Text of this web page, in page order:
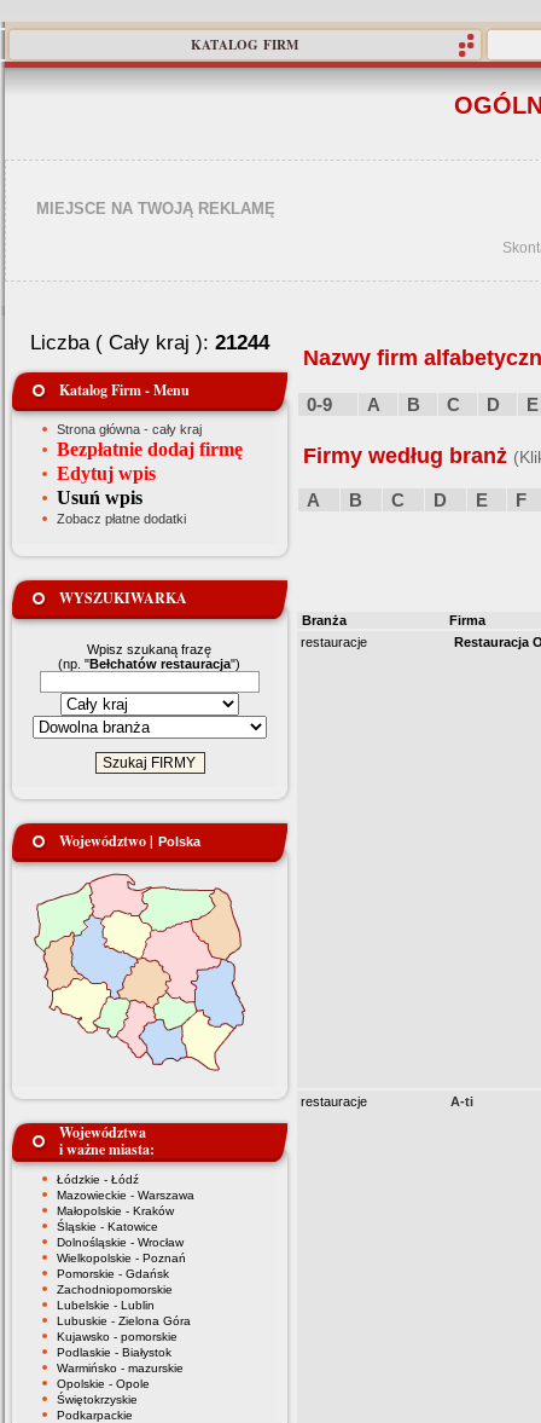
KATALOG FIRM
MIEJSCE NA TWOJĄ REKLAMĘ
Liczba ( Cały kraj ): 21244
Katalog Firm - Menu
Strona główna - cały kraj
Bezpłatnie dodaj firmę
Edytuj wpis
Usuń wpis
Zobacz płatne dodatki
WYSZUKIWARKA
Wpisz szukaną frazę
(np. "Bełchatów restauracja")
Województwo | Polska
Województwa
i ważne miasta:
Łódzkie - Łódź
Mazowieckie - Warszawa
Małopolskie - Kraków
Śląskie - Katowice
Dolnośląskie - Wrocław
Wielkopolskie - Poznań
Pomorskie - Gdańsk
Zachodniopomorskie
Lubelskie - Lublin
Lubuskie - Zielona Góra
Kujawsko - pomorskie
Podlaskie - Białystok
Warmińsko - mazurskie
Opolskie - Opole
Świętokrzyskie
Podkarpackie
Nazwy firm
0-9 A B C D E
Firmy według branż
A B C D E F
Branża
Firma
restauracje
Restauracja
restauracje A-ti